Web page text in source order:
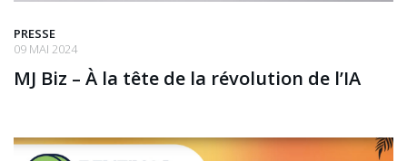
PRESSE
09 MAI 2024
MJ Biz – À la tête de la révolution de l’IA